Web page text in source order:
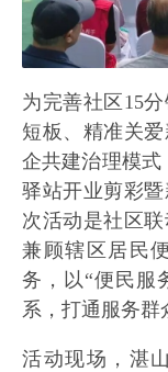
为完善社区15
短板、精准关
企共建治理模式
驿站开业剪彩
次活动是社区
兼顾辖区居民
务，以“便民服
系，打通服务群
活动现场，湛